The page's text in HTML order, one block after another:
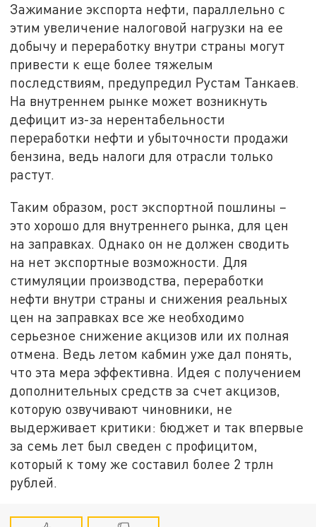
Зажимание экспорта нефти, параллельно с
этим увеличение налоговой нагрузки на ее
добычу и переработку внутри страны могут
привести к еще более тяжелым
последствиям, предупредил Рустам Танкаев.
На внутреннем рынке может возникнуть
дефицит из-за нерентабельности
переработки нефти и убыточности продажи
бензина, ведь налоги для отрасли только
растут.
Таким образом, рост экспортной пошлины –
это хорошо для внутреннего рынка, для цен
на заправках. Однако он не должен сводить
на нет экспортные возможности. Для
стимуляции производства, переработки
нефти внутри страны и снижения реальных
цен на заправках все же необходимо
серьезное снижение акцизов или их полная
отмена. Ведь летом кабмин уже дал понять,
что эта мера эффективна. Идея с получением
дополнительных средств за счет акцизов,
которую озвучивают чиновники, не
выдерживает критики: бюджет и так впервые
за семь лет был сведен с профицитом,
который к тому же составил более 2 трлн
рублей.